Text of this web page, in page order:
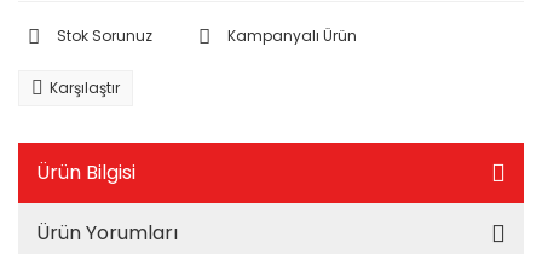
Stok Sorunuz Kampanyalı Ürün
Karşılaştır
Ürün Bilgisi
Ürün Yorumları